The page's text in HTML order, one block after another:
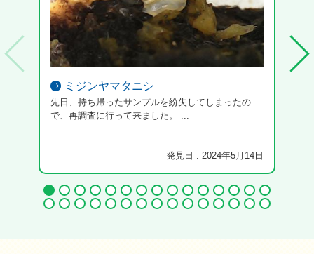
ミジンヤマタニシ
先日、持ち帰ったサンプルを紛失してしまったの
で、再調査に行って来ました。 ...
発見日 : 2024年5月14日